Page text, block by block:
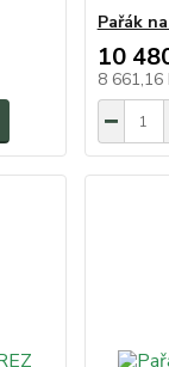
Pařák
10
8 661,16